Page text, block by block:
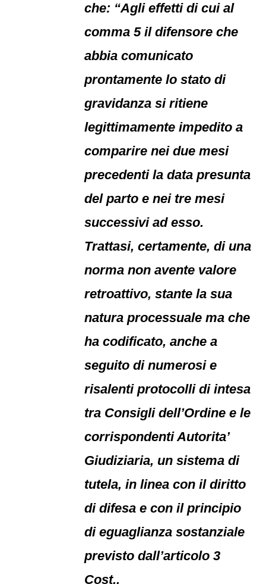
che: “Agli effetti di cui al
comma 5 il difensore che
abbia comunicato
prontamente lo stato di
gravidanza si ritiene
legittimamente impedito a
comparire nei due mesi
precedenti la data presunta
del parto e nei tre mesi
successivi ad esso.
Trattasi, certamente, di una
norma non avente valore
retroattivo, stante la sua
natura processuale ma che
ha codificato, anche a
seguito di numerosi e
risalenti protocolli di intesa
tra Consigli dell’Ordine e le
corrispondenti Autorita’
Giudiziaria, un sistema di
tutela, in linea con il diritto
di difesa e con il principio
di eguaglianza sostanziale
previsto dall’articolo 3
Cost..